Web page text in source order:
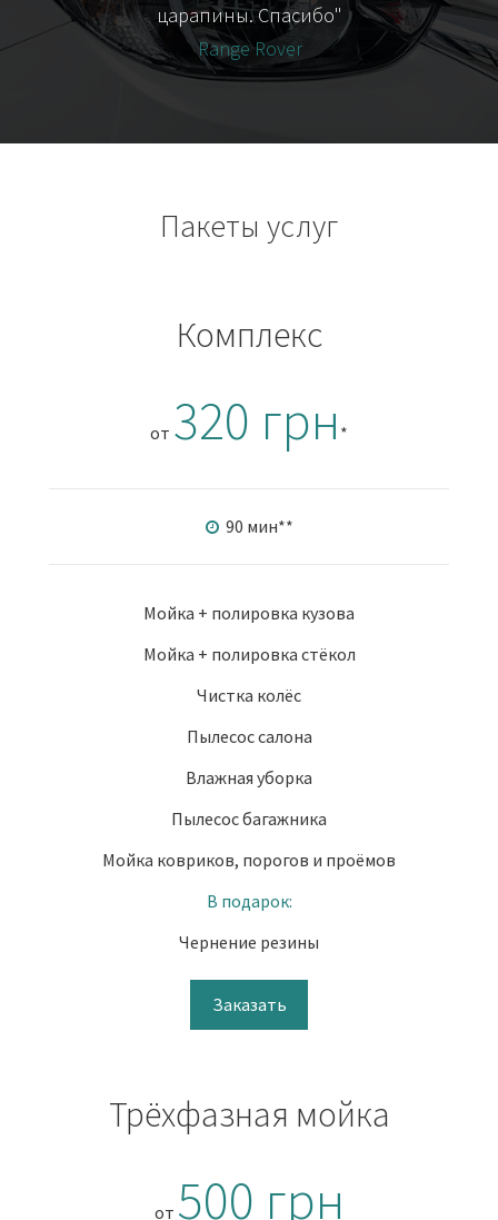
царапины. Спасибо"
Range Rover
Пакеты услуг
Комплекс
от 320 грн *
90 мин**
Мойка + полировка кузова
Мойка + полировка стёкол
Чистка колёс
Пылесос салона
Влажная уборка
Пылесос багажника
Мойка ковриков, порогов и проёмов
В подарок:
Чернение резины
Заказать
Трёхфазная мойка
от 500 грн